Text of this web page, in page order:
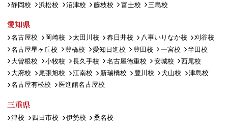
静岡校 浜松校 沼津校 藤枝校 富士校 三島校
愛知県
名古屋校 岡崎校 太田川校 春日井校 八事いりなか校
刈谷校
名古屋星ヶ丘校
豊橋校 愛知日進校 豊田校 一宮校
半田校
大曽根校
小牧校 長久手校 名古屋徳重校 安城校
西尾校
大府校
尾張旭校 江南校 新瑞橋校 豊川校 犬山校
津島校
名古屋有松校
医進館名古屋校
三重県
津校 四日市校 伊勢校 桑名校